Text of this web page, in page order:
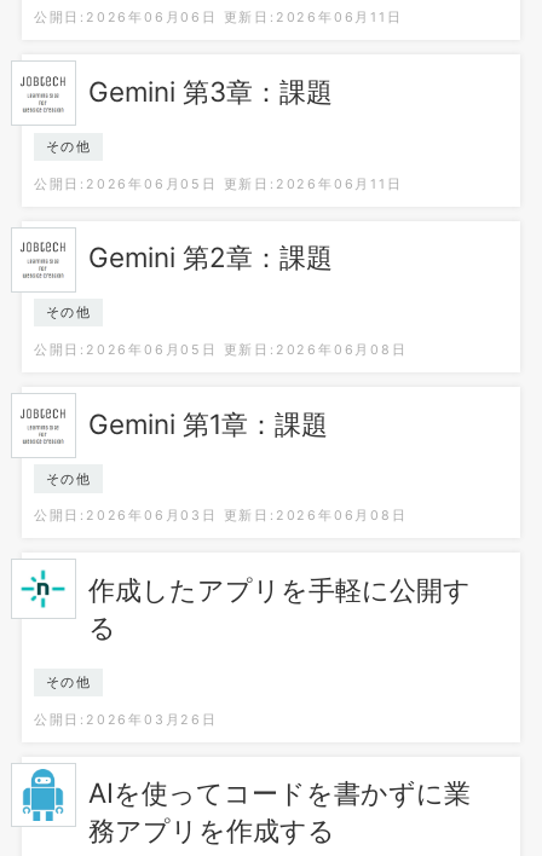
公開日:2026年06月06日 更新日:2026年06月11日
Gemini 第3章：課題
その他
公開日:2026年06月05日 更新日:2026年06月11日
Gemini 第2章：課題
その他
公開日:2026年06月05日 更新日:2026年06月08日
Gemini 第1章：課題
その他
公開日:2026年06月03日 更新日:2026年06月08日
作成したアプリを手軽に公開す
る
その他
公開日:2026年03月26日
AIを使ってコードを書かずに業
務アプリを作成する